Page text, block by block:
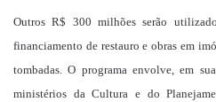
Outros R$ 300 milhões serão
financiamento de restauro e obras em
tombadas. O programa envolve, em
ministérios da Cultura e do